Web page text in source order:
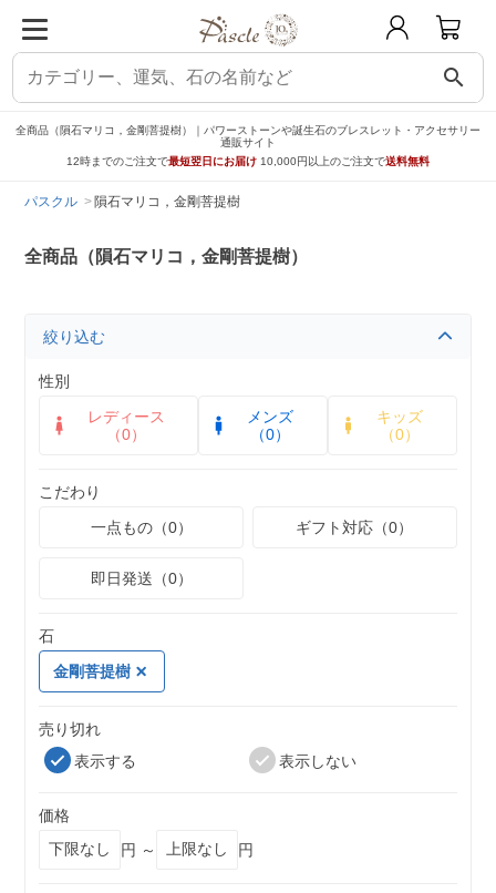
search
全商品（隕石マリコ，金剛菩提樹）｜パワーストーンや誕生石のブレスレット・アクセサリー
通販サイト
12時までのご注文で最短翌日にお届け 10,000円以上のご注文で送料無料
パスクル 隕石マリコ，金剛菩提樹
全商品（隕石マリコ，金剛菩提樹）
絞り込む
性別
レディース
（0）
メンズ
（0）
キッズ
（0）
こだわり
一点もの（0）
ギフト対応（0）
即日発送（0）
石
金剛菩提樹
売り切れ
表示する
表示しない
価格
円 ～
円